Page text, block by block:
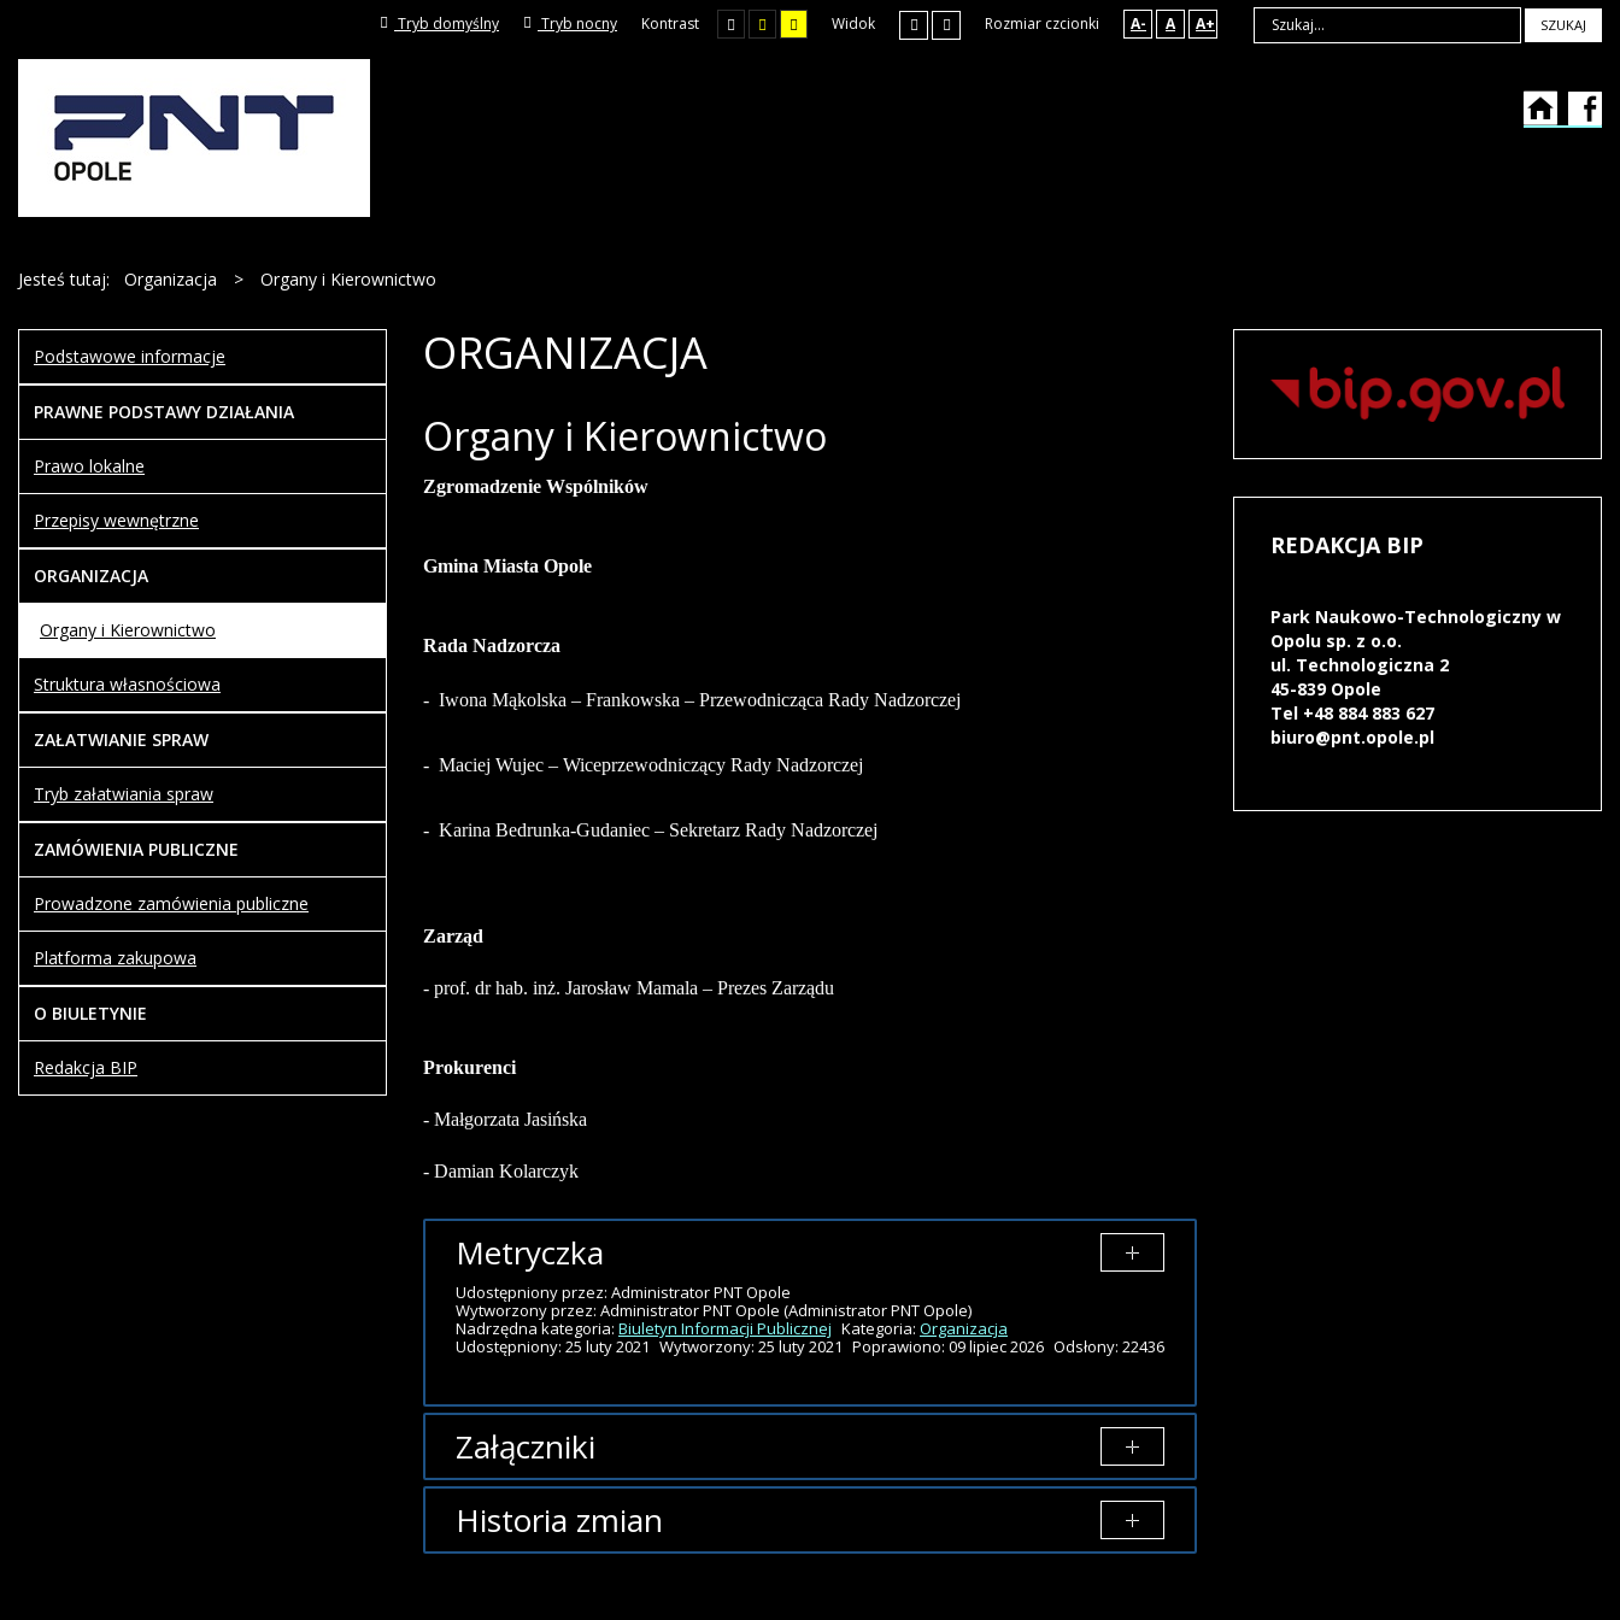
Tryb domyślny Tryb nocny Kontrast Widok Rozmiar czcionki A- A A+ SZUKAJ
Jesteś tutaj: Organizacja > Organy i Kierownictwo
ORGANIZACJA
Organy i Kierownictwo
Zgromadzenie Wspólników
Gmina Miasta Opole
Rada Nadzorcza
- Iwona Mąkolska – Frankowska – Przewodnicząca Rady Nadzorczej
- Maciej Wujec – Wiceprzewodniczący Rady Nadzorczej
- Karina Bedrunka-Gudaniec – Sekretarz Rady Nadzorczej
Zarząd
- prof. dr hab. inż. Jarosław Mamala – Prezes Zarządu
Prokurenci
- Małgorzata Jasińska
- Damian Kolarczyk
Metryczka
Udostępniony przez: Administrator PNT Opole
Wytworzony przez: Administrator PNT Opole (Administrator PNT Opole)
Nadrzędna kategoria: Biuletyn Informacji Publicznej Kategoria: Organizacja
Udostępniony: 25 luty 2021 Wytworzony: 25 luty 2021 Poprawiono: 09 lipiec 2026 Odsłony: 22436
Załączniki
Brak załączników.
Historia zmian
Podstawowe informacje
PRAWNE PODSTAWY DZIAŁANIA
Prawo lokalne
Przepisy wewnętrzne
ORGANIZACJA
Organy i Kierownictwo
Struktura własnościowa
ZAŁATWIANIE SPRAW
Tryb załatwiania spraw
ZAMÓWIENIA PUBLICZNE
Prowadzone zamówienia publiczne
Platforma zakupowa
O BIULETYNIE
Redakcja BIP
REDAKCJABIP
Park Naukowo-Technologiczny w
Opolu sp. z o.o.
ul. Technologiczna 2
45-839 Opole
Tel +48 884 883 627
biuro@pnt.opole.pl